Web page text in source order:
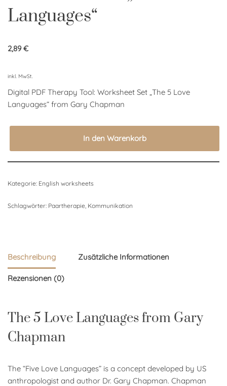
Languages“
2,89€
inkl. MwSt.
Digital PDF Therapy Tool: Worksheet Set „ The 5 Love
Languages“ from Gary Chapman
In den Warenkorb
Kategorie: English worksheets
Schlagwörter: Paartherapie Kommunikation
Beschreibung Zusätzliche Informationen
Rezensionen (0)
The 5 Love Languages from Gary
Chapman
The “Five Love Languages” is a concept developed by US
anthropologist and author Dr. Gary Chapman. Chapman